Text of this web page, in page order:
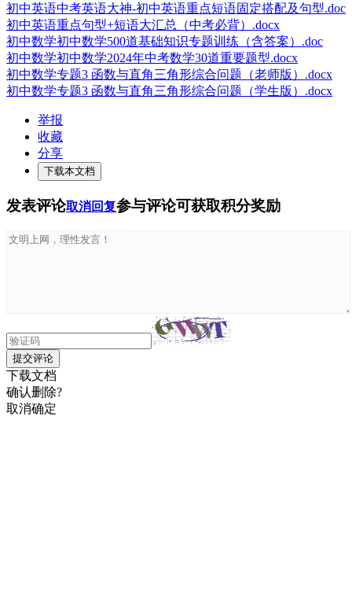
初中英语中考英语大神-初中英语重点短语固定搭配及句型.doc
初中英语重点句型+短语大汇总（中考必背）.docx
初中数学初中数学500道基础知识专题训练（含答案）.doc
初中数学初中数学2024年中考数学30道重要题型.docx
初中数学专题3 函数与直角三角形综合问题（老师版）.docx
初中数学专题3 函数与直角三角形综合问题（学生版）.docx
举报
收藏
分享
下载本文档
发表评论取消回复参与评论可获取积分奖励
提交评论
下载文档
确认删除?
取消确定